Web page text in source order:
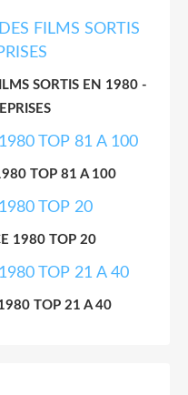
SORTIS EN 1980 -
TOP 81 A 100
1980 TOP 20
TOP 21 A 40